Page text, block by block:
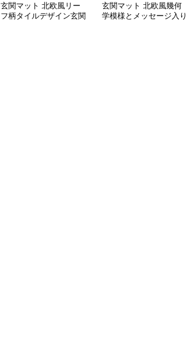
玄関マット 北欧風リー
フ柄タイルデザイン玄関
玄関マット 北欧風幾何
学模様とメッセージ入り